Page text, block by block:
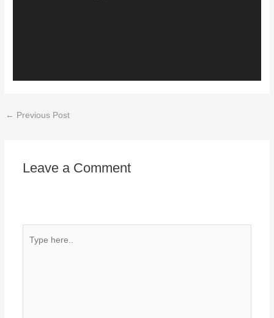
← Previous Post
Leave a Comment